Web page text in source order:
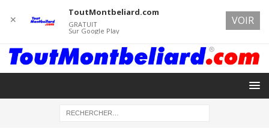
✕
ToutMontbeliard.com
GRATUIT
Sur Google Play
VOIR